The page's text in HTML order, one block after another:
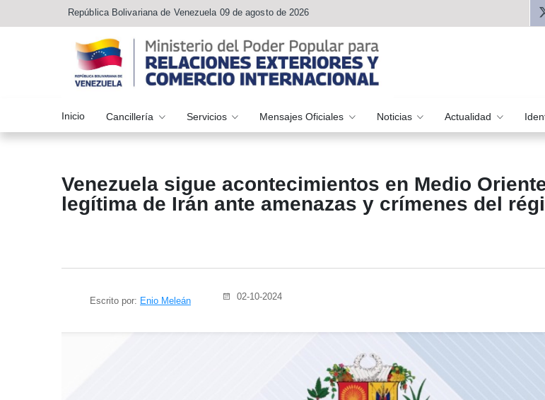
República Bolivariana de Venezuela 09 de agosto de 2026
Inicio Cancillería Servicios Mensajes Oficiales Noticias Actualidad
Venezuela sigue acontecimientos en Medio
legítima de Irán ante amenazas y crímenes del
Escrito por: Enio Meleán 02-10-2024